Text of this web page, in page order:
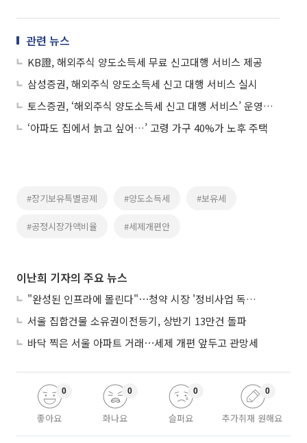
관련 뉴스
KB證, 해외주식 양도소득세 무료 신고대행 서비스 제공
삼성증권, 해외주식 양도소득세 신고 대행 서비스 실시
토스증권, ‘해외주식 양도소득세 신고 대행 서비스’ 운영⋯세무 절차 간소화
‘아파도 집에서 늙고 싶어…’ 고령 가구 40%가 노후 주택
#장기보유특별공제 #양도소득세 #보유세
#공정시장가액비율 #세제개편안
이난희 기자의 주요 뉴스
"완성된 인프라에 몰린다"⋯청약 시장 '정비사업 독주' 42배 격차
서울 집합건물 소유권이전등기, 상반기 13만건 돌파
바닥 찍은 서울 아파트 거래⋯세제 개편 앞두고 관망세
좋아요
0
화나요
0
슬퍼요
0
추가취재 원해요
0